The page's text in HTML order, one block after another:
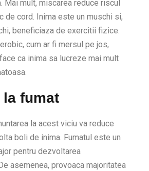
Mai mult, miscarea reduce riscul
de cord. Inima este un muschi si,
beneficiaza de exercitii fizice.
cum ar fi mersul pe jos,
ca inima sa lucreze mai mult
la fumat
la acest viciu va reduce
boli de inima. Fumatul este un
pentru dezvoltarea
asemenea, provoaca majoritatea